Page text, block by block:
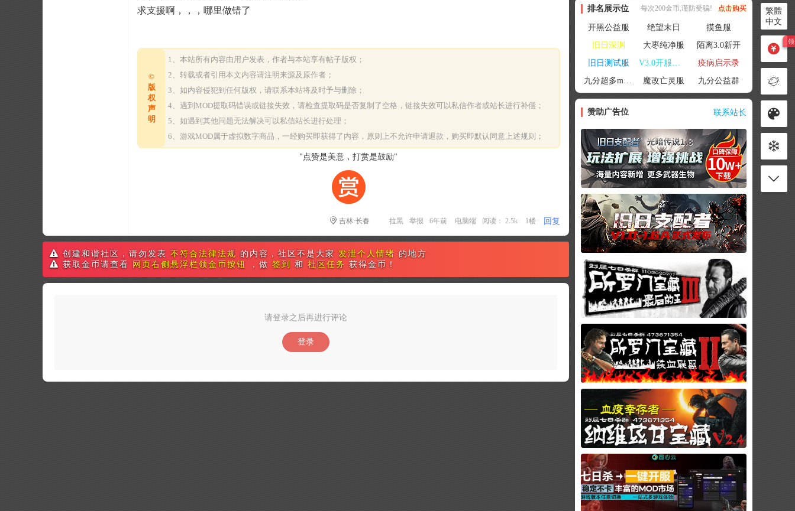
求支援啊，，，哪里做错了
©
版
权
声
明
1、本站所有内容由用户发表，作者与本站享有帖子版权；
2、转载或者引用本文内容请注明来源及原作者；
3、如内容侵犯到任何版权，请联系本站将及时予与删除；
4、遇到MOD提取码错误或链接失效，请检查提取码是否复制了空格，链接失效可以私信作者或站长进行补偿；
5、如遇到其他问题无法解决可以私信站长进行处理；
6、游戏MOD属于虚拟数字商品，一经购买即获得了内容，原则上不允许申请退款，购买即默认同意上述规则；
"点赞是美意，打赏是鼓励"
吉林·长春 拉黑 举报 6年前 电脑端 阅读： 2.5k 1楼 回复
创建和谐社区，请勿发表 不符合法律法规 的内容，社区不是大家 发泄个人情绪 的地方
获取金币请查看
网页右侧悬浮栏领金币按钮 ，做 签到 和 社区任务 获得金币！
请登录之后再进行评论
登录
排名展示位 每次200金币,谨防受骗! 点击购买
开黑公益服 绝望末日
摸鱼服
旧日深渊
大枣纯净服
陌离3.0新开
旧日测试服
V3.0开服联机
疫病启示录
九分超多mod群
魔改亡灵服 九分公益群
赞助广告位 联系站长
繁體
中文